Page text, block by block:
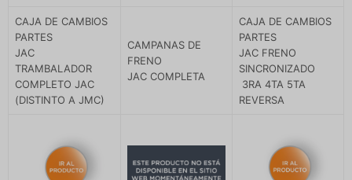
CAJA DE CAMBIOS
PARTES
JAC
TRAMBALADOR
COMPLETO JAC
(DISTINTO A JMC)
CAMPANAS DE
FRENO
JAC COMPLETA
CAJA DE CAMBIOS
PARTES
JAC FRENO
SINCRONIZADO
3RA 4TA 5TA
REVERSA